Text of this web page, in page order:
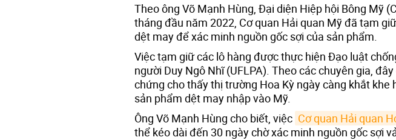
Theo ông Võ Mạnh Hùng, Đại diện Hiệp hội Bông Mỹ
tháng đầu năm 2022, Cơ quan Hải quan Mỹ đã tạm
dệt may để xác minh nguồn gốc sợi của sản phẩm.
Việc tạm giữ các lô hàng được thực hiện Đạo luật
người Duy Ngô Nhĩ (UFLPA). Theo các chuyên gia,
chứng cho thấy thị trường Hoa Kỳ ngày càng khắt khe
sản phẩm dệt may nhập vào Mỹ.
Ông Võ Mạnh Hùng cho biết, việc Cơ quan Hải quan
thể kéo dài đến 30 ngày chờ xác minh nguồn gốc sợi